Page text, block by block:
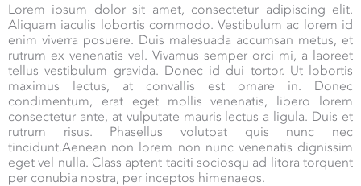
Lorem ipsum dolor sit amet, consectetur adipiscing elit.
Aliquam iaculis lobortis commodo. Vestibulum ac lorem id
enim viverra posuere. Duis malesuada accumsan metus, et
rutrum ex venenatis vel. Vivamus semper orci mi, a laoreet
tellus vestibulum gravida. Donec id dui tortor. Ut lobortis
maximus lectus, at convallis est ornare in. Donec
condimentum, erat eget mollis venenatis, libero lorem
consectetur ante, at vulputate mauris lectus a ligula. Duis et
rutrum risus. Phasellus volutpat quis nunc nec
tincidunt.Aenean non lorem non nunc venenatis dignissim
eget vel nulla. Class aptent taciti sociosqu ad litora torquent
per conubia nostra, per inceptos himenaeos.